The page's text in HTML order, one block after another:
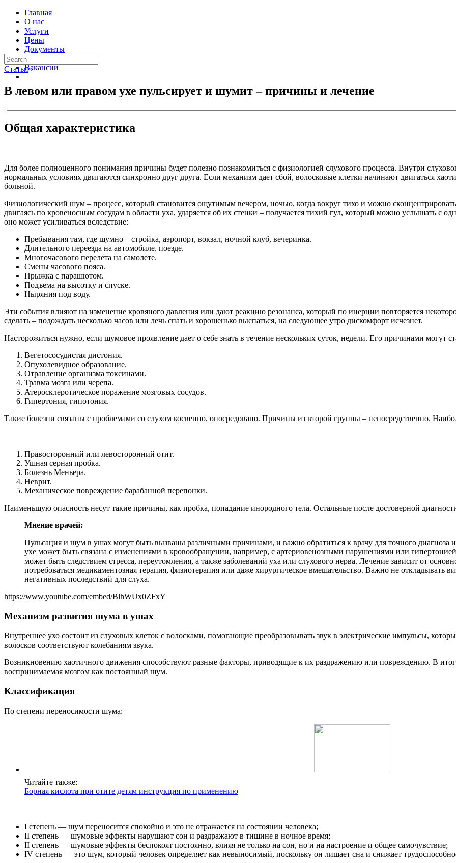
Главная
О нас
Услуги
Цены
Документы
Контакты
Вакансии
Статьи ›
В левом или правом ухе пульсирует и шумит – причины и лечение
Общая характеристика
Для более полноценного понимания причины будет полезно познакомиться с физиологией слухового процесса. Внутри
нормальных условиях двигаются синхронно друг друга. Если механизм дает сбой, волосковые клетки начинают двигаться
больной.
Физиологический шум – процесс, который становится ощутимым вечером, ночью, когда вокруг тихо и можно
двигаясь по кровеносным сосудам в области уха, ударяется об их стенки – получается тихий гул, который можно услышать с
оно может усиливаться вследствие:
Пребывания там, где шумно – стройка, аэропорт, вокзал, ночной клуб, вечеринка.
Длительного переезда на автомобиле, поезде.
Многочасового перелета на самолете.
Смены часового пояса.
Прыжка с парашютом.
Подъема на высотку и спуске.
Ныряния под воду.
Эти события влияют на изменение кровяного давления или дают реакцию резонанса, который по инерции повторяется
сделать – подождать несколько часов или лечь спать и хорошенько выспаться, на следующее утро дискомфорт исчезнет.
Насторожиться нужно, если шумовое проявление дает о себе знать в течение нескольких суток, недели. Его причинами могут
Вегетососудистая дистония.
Опухолевидное образование.
Отравление организма токсинами.
Травма мозга или черепа.
Атеросклеротическое поражение мозговых сосудов.
Гипертония, гипотония.
Такие болезни связаны с проблемами со слухом косвенно, опосредовано. Причины из второй группы – непосредственно.
Правосторонний или левосторонний отит.
Ушная серная пробка.
Болезнь Меньера.
Неврит.
Механическое повреждение барабанной перепонки.
Наименьшую опасность несут такие причины, как пробка, попадание инородного тела. Остальные после достоверной
Мнение врачей:
Пульсация и шум в ушах могут быть вызваны различными причинами, и важно обратиться к врачу для точного диагноза
ухе может быть связана с изменениями в кровообращении, например, с артериовенозными нарушениями или
может быть следствием стресса, переутомления, а также заболеваний уха или слухового нерва. Лечение зависит от
потребоваться медикаментозная терапия, физиотерапия или даже хирургическое вмешательство. Важно не откладывать
негативных последствий для слуха.
https://www.youtube.com/embed/BlhWUx0ZFxY
Механизм развития шума в ушах
Внутреннее ухо состоит из слуховых клеток с волосками, помогающие преобразовывать звук в электрические импульсы,
волосков соответствуют колебаниям звука.
Возникновению хаотичного движения способствуют разные факторы, приводящие к их раздражению или повреждению. В
воспринимаемая мозгом как постоянный шум.
Классификация
По степени переносимости шума:
Читайте также:
Борная кислота при отите детям инструкция по применению
I степень — шум переносится спокойно и это не отражается на состоянии человека;
II степень — шумовые эффекты нарушают сон и раздражают в тишине в ночное время;
II степень — шумовые эффекты беспокоят постоянно, влияя не только на сон, но и на настроение и общее самочувствие;
IV степень — это шум, который человек определяет как невыносимый, поскольку он лишает сна и снижает